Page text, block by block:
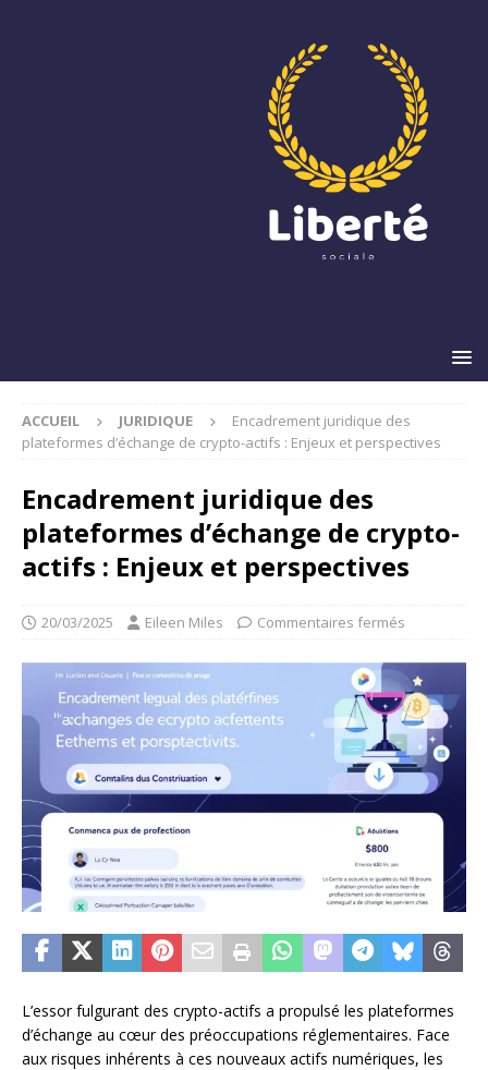
ACCUEIL JURIDIQUE
Encadrement juridique des
plateformes d’échange de crypto-actifs : Enjeux et perspectives
Encadrement juridique des
plateformes d’échange de crypto-
actifs : Enjeux et perspectives
20/03/2025 Eileen Miles Commentaires fermés
L’essor fulgurant des crypto-actifs a propulsé les plateformes
d’échange au cœur des préoccupations réglementaires. Face
aux risques inhérents à ces nouveaux actifs numériques, les